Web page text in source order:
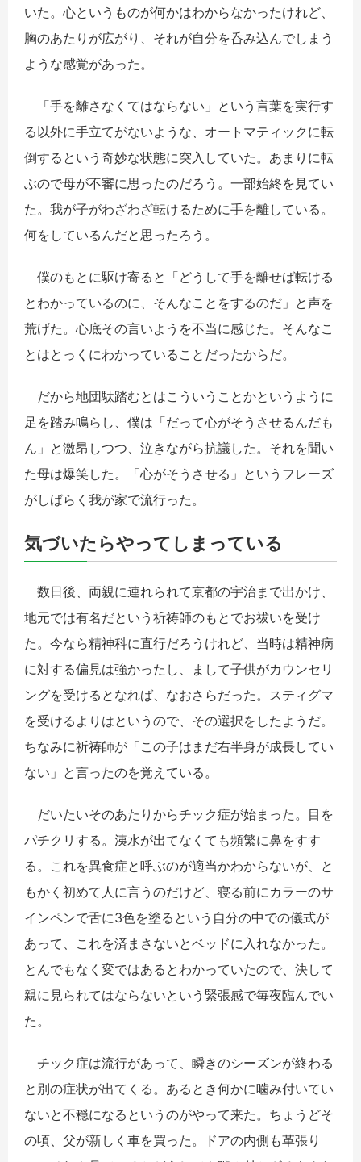
いた。心というものが何かはわからなかったけれど、
胸のあたりが広がり、それが自分を呑み込んでしまう
ような感覚があった。
「手を離さなくてはならない」という言葉を実行す
る以外に手立てがないような、オートマティックに転
倒するという奇妙な状態に突入していた。あまりに転
ぶので母が不審に思ったのだろう。一部始終を見てい
た。我が子がわざわざ転けるために手を離している。
何をしているんだと思ったろう。
僕のもとに駆け寄ると「どうして手を離せば転ける
とわかっているのに、そんなことをするのだ」と声を
荒げた。心底その言いようを不当に感じた。そんなこ
とはとっくにわかっていることだったからだ。
だから地団駄踏むとはこういうことかというように
足を踏み鳴らし、僕は「だって心がそうさせるんだも
ん」と激昂しつつ、泣きながら抗議した。それを聞い
た母は爆笑した。「心がそうさせる」というフレーズ
がしばらく我が家で流行った。
気づいたらやってしまっている
数日後、両親に連れられて京都の宇治まで出かけ、
地元では有名だという祈祷師のもとでお祓いを受け
た。今なら精神科に直行だろうけれど、当時は精神病
に対する偏見は強かったし、まして子供がカウンセリ
ングを受けるとなれば、なおさらだった。スティグマ
を受けるよりはというので、その選択をしたようだ。
ちなみに祈祷師が「この子はまだ右半身が成長してい
ない」と言ったのを覚えている。
だいたいそのあたりからチック症が始まった。目を
パチクリする。洟水が出てなくても頻繁に鼻をすす
る。これを異食症と呼ぶのが適当かわからないが、と
もかく初めて人に言うのだけど、寝る前にカラーのサ
インペンで舌に3色を塗るという自分の中での儀式が
あって、これを済まさないとベッドに入れなかった。
とんでもなく変ではあるとわかっていたので、決して
親に見られてはならないという緊張感で毎夜臨んでい
た。
チック症は流行があって、瞬きのシーズンが終わる
と別の症状が出てくる。あるとき何かに噛み付いてい
ないと不穏になるというのがやって来た。ちょうどそ
の頃、父が新しく車を買った。ドアの内側も革張り